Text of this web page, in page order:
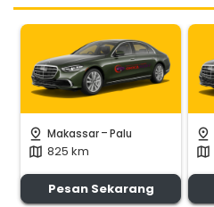
pin_drop Makassar-Palu
map 825 km
Pesan Sekarang
pin_drop
map